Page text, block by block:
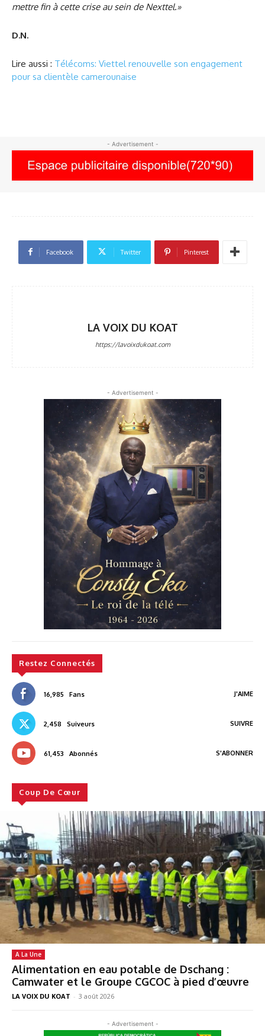
mettre fin à cette crise au sein de Nexttel.»
D.N.
Lire aussi : Télécoms: Viettel renouvelle son engagement
pour sa clientèle camerounaise
- Advertisement -
Facebook Twitter Pinterest
LA VOIX DU KOAT
https://lavoixdukoat.com
- Advertisement -
Restez Connectés
16,985 Fans J'AIME
2,458 Suiveurs SUIVRE
61,453 Abonnés S'ABONNER
Coup De Cœur
A La Une
Alimentation en eau potable de Dschang :
Camwater et le Groupe CGCOC à pied d’œuvre
LA VOIX DU KOAT - 3 août 2026
- Advertisement -